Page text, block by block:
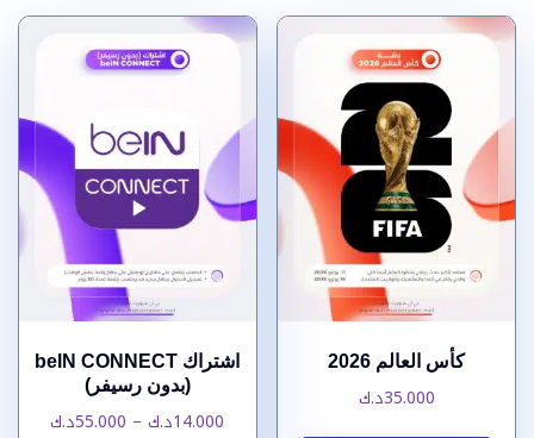
كأس العالم 2026
35.000د.ك
اشتراك beIN CONNECT
(بدون رسيفر)
14.000د.ك –
55.000د.كنطاق